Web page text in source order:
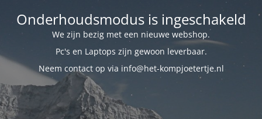
Onderhoudsmodus is ingeschakeld
We zijn bezig met een nieuwe webshop.
Pc's en Laptops zijn gewoon leverbaar.
Neem contact op via info@het-kompjoetertje.nl